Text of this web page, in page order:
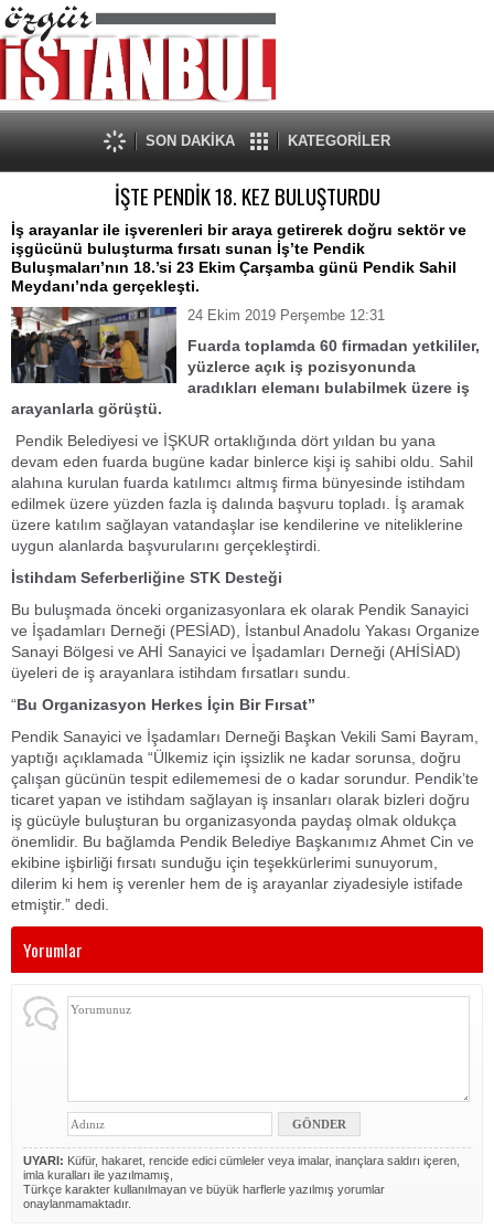
SON DAKİKA KATEGORİLER
İŞTE PENDİK 18. KEZ BULUŞTURDU
İş arayanlar ile işverenleri bir araya getirerek doğru sektör ve
işgücünü buluşturma fırsatı sunan İş’te Pendik
Buluşmaları’nın 18.’si 23 Ekim Çarşamba günü Pendik Sahil
Meydanı’nda gerçekleşti.
24 Ekim 2019 Perşembe 12:31
Fuarda toplamda 60 firmadan yetkililer,
yüzlerce açık iş pozisyonunda
aradıkları elemanı bulabilmek üzere iş
arayanlarla görüştü.
Pendik Belediyesi ve İŞKUR ortaklığında dört yıldan bu yana
devam eden fuarda bugüne kadar binlerce kişi iş sahibi oldu. Sahil
alahına kurulan fuarda katılımcı altmış firma bünyesinde istihdam
edilmek üzere yüzden fazla iş dalında başvuru topladı. İş aramak
üzere katılım sağlayan vatandaşlar ise kendilerine ve niteliklerine
uygun alanlarda başvurularını gerçekleştirdi.
İstihdam Seferberliğine STK Desteği
Bu buluşmada önceki organizasyonlara ek olarak Pendik Sanayici
ve İşadamları Derneği (PESİAD), İstanbul Anadolu Yakası Organize
Sanayi Bölgesi ve AHİ Sanayici ve İşadamları Derneği (AHİSİAD)
üyeleri de iş arayanlara istihdam fırsatları sundu.
“Bu Organizasyon Herkes İçin Bir Fırsat”
Pendik Sanayici ve İşadamları Derneği Başkan Vekili Sami Bayram,
yaptığı açıklamada “Ülkemiz için işsizlik ne kadar sorunsa, doğru
çalışan gücünün tespit edilememesi de o kadar sorundur. Pendik’te
ticaret yapan ve istihdam sağlayan iş insanları olarak bizleri doğru
iş gücüyle buluşturan bu organizasyonda paydaş olmak oldukça
önemlidir. Bu bağlamda Pendik Belediye Başkanımız Ahmet Cin ve
ekibine işbirliği fırsatı sunduğu için teşekkürlerimi sunuyorum,
dilerim ki hem iş verenler hem de iş arayanlar ziyadesiyle istifade
etmiştir.” dedi.
Yorumlar
UYARI: Küfür, hakaret, rencide edici cümleler veya imalar, inançlara saldırı içeren,
imla kuralları ile yazılmamış,
Türkçe karakter kullanılmayan ve büyük harflerle yazılmış yorumlar
onaylanmamaktadır.